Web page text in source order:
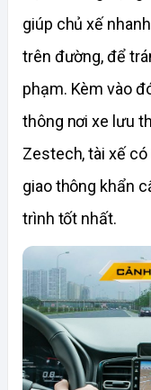
giúp chủ xế
trên đường, để
phạm. Kèm vào
thông nơi xe lưu
Zestech, tài xế
giao thông khẩn
trình tốt nhất.